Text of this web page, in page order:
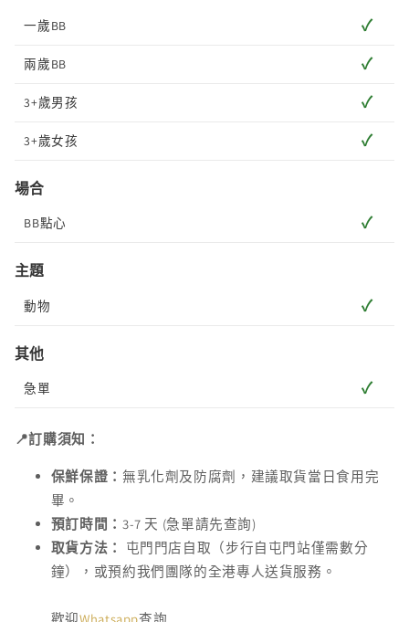
一歲BB ✓
兩歲BB ✓
3+歲男孩 ✓
3+歲女孩 ✓
場合
BB點心 ✓
主題
動物 ✓
其他
急單 ✓
📍訂購須知：
保鮮保證： 無乳化劑及防腐劑，建議取貨當日食用完
畢。
預訂時間： 3-7 天 (急單請先查詢)
取貨方法：
屯門門店自取（步行自屯門站僅需數分
鐘），或預約我們團隊的全港專人送貨服務。
歡迎Whatsapp查詢